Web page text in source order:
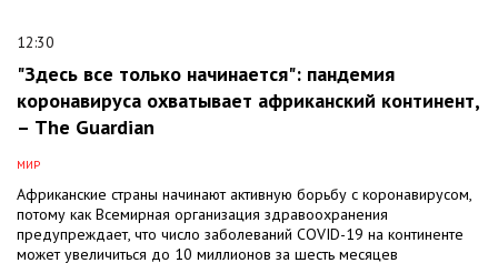
12:30
"Здесь все только начинается": пандемия
коронавируса охватывает африканский континент,
– The Guardian
МИР
Африканские страны начинают активную борьбу с коронавирусом,
потому как Всемирная организация здравоохранения
предупреждает, что число заболеваний COVID-19 на континенте
может увеличиться до 10 миллионов за шесть месяцев